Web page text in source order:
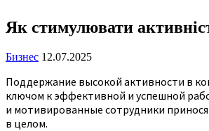
Як стимулювати
Бизнес 12.07.2025
Поддержание высокой активности в
ключом к эффективной и успешной
и мотивированные сотрудники
в целом.